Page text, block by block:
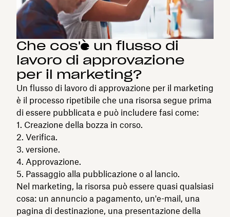
Che cos'è un flusso di
lavoro di approvazione
per il marketing?
Un flusso di lavoro di approvazione per il marketing
è il processo ripetibile che una risorsa segue prima
di essere pubblicata e può includere fasi come:
Creazione della bozza in corso.
Verifica.
versione.
Approvazione.
Passaggio alla pubblicazione o al lancio.
Nel marketing, la risorsa può essere quasi qualsiasi
cosa: un annuncio a pagamento, un'e-mail, una
pagina di destinazione, una presentazione della